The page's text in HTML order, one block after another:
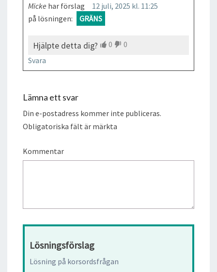
12 juli, 2025 kl. 11:25
Micke har förslag
på lösningen:
GRÄNS
Hjälpte detta dig? 0
0
Svara
Lämna ett svar
Din e-postadress kommer inte publiceras.
Obligatoriska fält är märkta
Kommentar
Lösningsförslag
Lösning på korsordsfrågan